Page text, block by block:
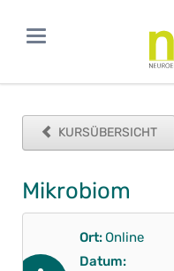
KURSÜBERSICHT
Mikrobiom
Ort: Online
Datum: